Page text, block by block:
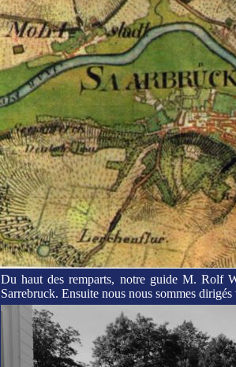
Du haut des remparts, notre guide M. Rolf
Sarrebruck. Ensuite nous nous sommes dirigés